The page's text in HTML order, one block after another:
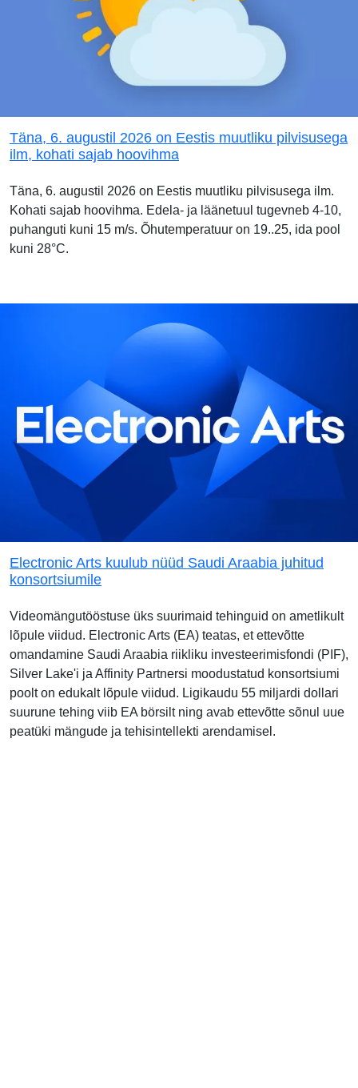
Täna, 6. augustil 2026 on Eestis muutliku pilvisusega
ilm, kohati sajab hoovihma
Täna, 6. augustil 2026 on Eestis muutliku pilvisusega ilm.
Kohati sajab hoovihma. Edela- ja läänetuul tugevneb 4-10,
puhanguti kuni 15 m/s. Õhutemperatuur on 19..25, ida pool
kuni 28°C.
Electronic Arts kuulub nüüd Saudi Araabia juhitud
konsortsiumile
Videomängutööstuse üks suurimaid tehinguid on ametlikult
lõpule viidud. Electronic Arts (EA) teatas, et ettevõtte
omandamine Saudi Araabia riikliku investeerimisfondi (PIF),
Silver Lake'i ja Affinity Partnersi moodustatud konsortsiumi
poolt on edukalt lõpule viidud. Ligikaudu 55 miljardi dollari
suurune tehing viib EA börsilt ning avab ettevõtte sõnul uue
peatüki mängude ja tehisintellekti arendamisel.